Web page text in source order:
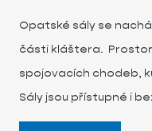
Opatské sály se
části kláštera.
spojovacích chodeb,
Sály jsou přístupné i